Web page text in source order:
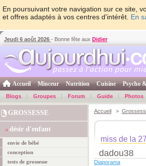
En poursuivant votre navigation sur ce site,
et offres adaptés à vos centres d'intérêt. En
Jeudi 6 août 2026 - Bonne fête aux Didier
Accueil Minceur Nutrition Cuisine Psycho
Blogs Groupes Forum Guide Photos
GROSSESSE
désir d'enfant
envie de bébé
conception
tests de grossesse
Accueil >
miss de la
dadou38
Diaporama